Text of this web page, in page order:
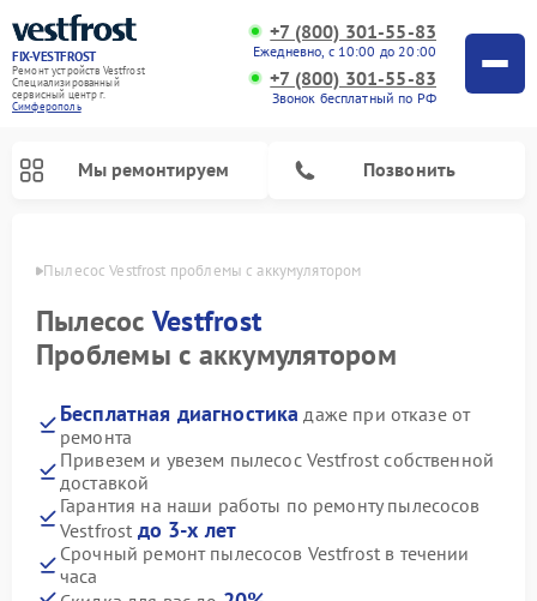
FIX-VESTFROST
Ремонт устройств Vestfrost
Специализированный
cервисный центр г.
Симферополь
+7 (800) 301-55-83
Ежедневно, с 10:00 до 20:00
+7 (800) 301-55-83
Звонок бесплатный по РФ
Мы ремонтируем Позвонить
Пылесос Vestfrost проблемы с аккумулятором
Пылесос Vestfrost
Проблемы с аккумулятором
Бесплатная диагностика даже при отказе от
ремонта
Привезем и увезем пылесос Vestfrost собственной
доставкой
Гарантия на наши работы по ремонту пылесосов
Vestfrost до 3-х лет
Срочный ремонт пылесосов Vestfrost в течении
часа